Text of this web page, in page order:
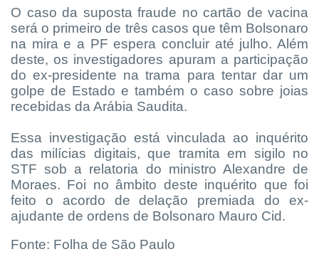
O caso da suposta fraude no cartão de vacina
será o primeiro de três casos que têm Bolsonaro
na mira e a PF espera concluir até julho. Além
deste, os investigadores apuram a participação
do ex-presidente na trama para tentar dar um
golpe de Estado e também o caso sobre joias
recebidas da Arábia Saudita.
Essa investigação está vinculada ao inquérito
das milícias digitais, que tramita em sigilo no
STF sob a relatoria do ministro Alexandre de
Moraes. Foi no âmbito deste inquérito que foi
feito o acordo de delação premiada do ex-
ajudante de ordens de Bolsonaro Mauro Cid.
Fonte: Folha de São Paulo